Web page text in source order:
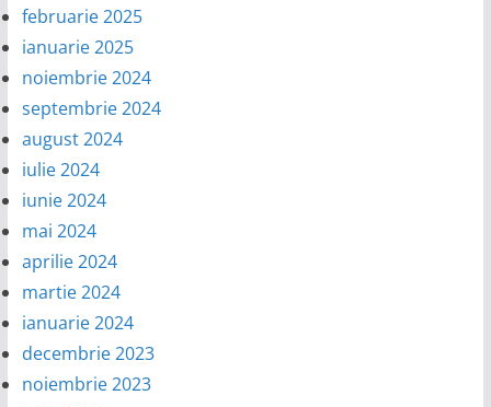
februarie 2025
ianuarie 2025
noiembrie 2024
septembrie 2024
august 2024
iulie 2024
iunie 2024
mai 2024
aprilie 2024
martie 2024
ianuarie 2024
decembrie 2023
noiembrie 2023